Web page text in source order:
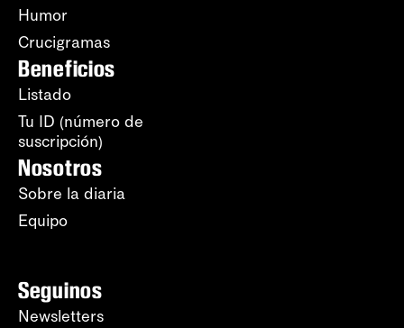
Humor
Crucigramas
Beneficios
Listado
Tu ID (número de
suscripción)
Nosotros
Sobre la diaria
Equipo
Seguinos
Newsletters